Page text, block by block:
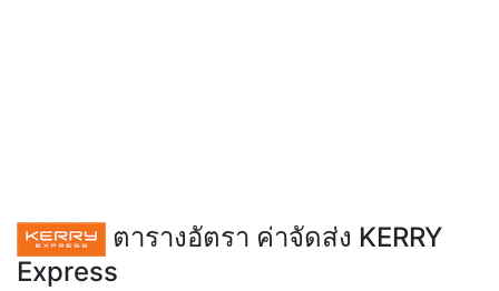
ตารางอัตรา ค่าจัดส่ง KERRY
Express